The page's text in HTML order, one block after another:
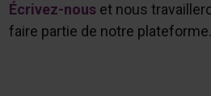
Écrivez-nouset nous
faire partie de notre plateforme.